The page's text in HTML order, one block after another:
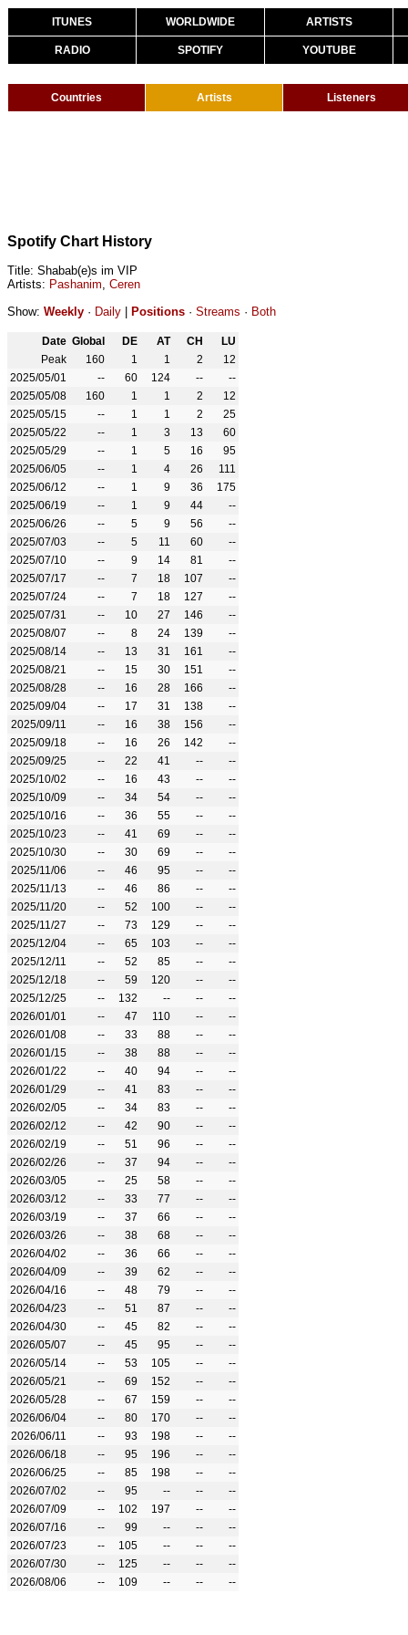
ITUNES WORLDWIDE ARTISTS
RADIO SPOTIFY YOUTUBE
Countries Artists Listeners
Spotify Chart History
Title: Shabab(e)s im VIP
Artists: Pashanim, Ceren
Show: Weekly · Daily Positions · Streams · Both
Date Global DE AT CH
LU
Peak
160 1 1 2
12
2025/05/01
-- 60 124 --
--
2025/05/08
160 1 1 2
12
2025/05/15
-- 1 1 2
25
2025/05/22
-- 1 3 13
60
2025/05/29
-- 1 5 16
95
2025/06/05
-- 1 4 26
111
2025/06/12
-- 1 9 36
175
2025/06/19
-- 1 9 44
--
2025/06/26
-- 5 9 56
--
2025/07/03
-- 5 11 60
--
2025/07/10
-- 9 14 81
--
2025/07/17
-- 7 18 107
--
2025/07/24
-- 7 18 127
--
2025/07/31
-- 10 27 146
--
2025/08/07
-- 8 24 139
--
2025/08/14
-- 13 31 161
--
2025/08/21
-- 15 30 151
--
2025/08/28
-- 16 28 166
--
2025/09/04
-- 17 31 138
--
2025/09/11
-- 16 38 156
--
2025/09/18
-- 16 26 142
--
2025/09/25
-- 22 41 --
--
2025/10/02
-- 16 43 --
--
2025/10/09
-- 34 54 --
--
2025/10/16
-- 36 55 --
--
2025/10/23
-- 41 69 --
--
2025/10/30
-- 30 69 --
--
2025/11/06
-- 46 95 --
--
2025/11/13
-- 46 86 --
--
2025/11/20
-- 52 100 --
--
2025/11/27
-- 73 129 --
--
2025/12/04
-- 65 103 --
--
2025/12/11
-- 52 85 --
--
2025/12/18
-- 59 120 --
--
2025/12/25
-- 132 -- --
--
2026/01/01
-- 47 110 --
--
2026/01/08
-- 33 88 --
--
2026/01/15
-- 38 88 --
--
2026/01/22
-- 40 94 --
--
2026/01/29
-- 41 83 --
--
2026/02/05
-- 34 83 --
--
2026/02/12
-- 42 90 --
--
2026/02/19
-- 51 96 --
--
2026/02/26
-- 37 94 --
--
2026/03/05
-- 25 58 --
--
2026/03/12
-- 33 77 --
--
2026/03/19
-- 37 66 --
--
2026/03/26
-- 38 68 --
--
2026/04/02
-- 36 66 --
--
2026/04/09
-- 39 62 --
--
2026/04/16
-- 48 79 --
--
2026/04/23
-- 51 87 --
--
2026/04/30
-- 45 82 --
--
2026/05/07
-- 45 95 --
--
2026/05/14
-- 53 105 --
--
2026/05/21
-- 69 152 --
--
2026/05/28
-- 67 159 --
--
2026/06/04
-- 80 170 --
--
2026/06/11
-- 93 198 --
--
2026/06/18
-- 95 196 --
--
2026/06/25
-- 85 198 --
--
2026/07/02
-- 95 -- --
--
2026/07/09
-- 102 197 --
--
2026/07/16
-- 99 -- --
--
2026/07/23
-- 105 -- --
--
2026/07/30
-- 125 -- --
--
2026/08/06
-- 109 -- -- --